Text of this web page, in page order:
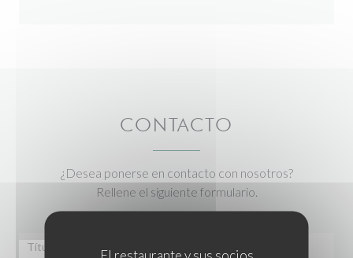
CONTACTO
¿Desea ponerse en contacto con nosotros?
Rellene el siguiente formulario.